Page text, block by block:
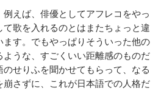
えば、俳優としてアフレコをやっ
歌を入れるのとはまたちょっと違
ます。でもやっぱりそういった他の
うな、すごくいい距離感のものだ
せりふを聞かせてもらって、なる
さずに、これが日本語での人格だ